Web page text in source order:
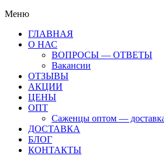
Меню
ГЛАВНАЯ
О НАС
ВОПРОСЫ — ОТВЕТЫ
Вакансии
ОТЗЫВЫ
АКЦИИ
ЦЕНЫ
ОПТ
Саженцы оптом —
ДОСТАВКА
БЛОГ
КОНТАКТЫ